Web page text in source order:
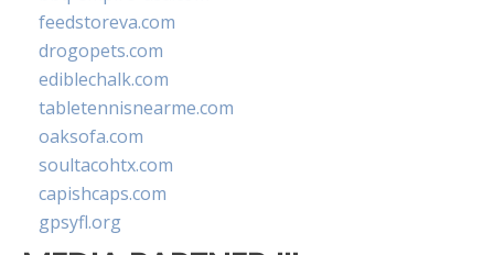
feedstoreva.com
drogopets.com
ediblechalk.com
tabletennisnearme.com
oaksofa.com
soultacohtx.com
capishcaps.com
gpsyfl.org